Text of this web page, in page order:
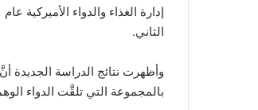
الثاني.
وأظهرت نتائج الدراسة الجديدة
بالمجموعة التي تلقَّت الدواء